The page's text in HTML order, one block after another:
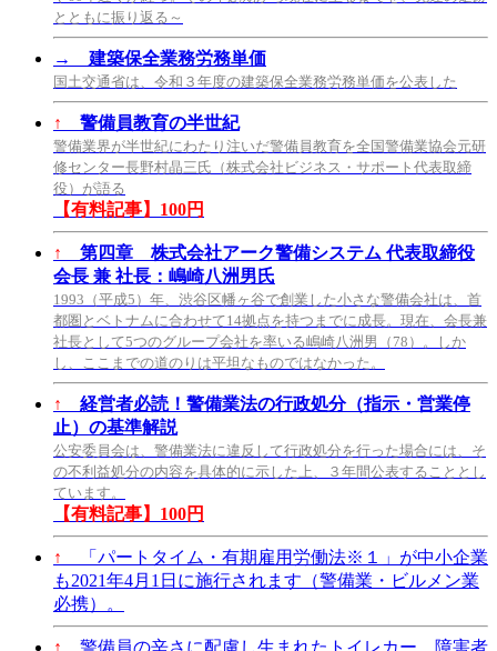
とともに振り返る～
→ 建築保全業務労務単価
国土交通省は、令和３年度の建築保全業務労務単価を公表した
↑ 警備員教育の半世紀
警備業界が半世紀にわたり注いだ警備員教育を全国警備業協会元研
修センター長野村晶三氏（株式会社ビジネス・サポート代表取締
役）が語る
【有料記事】100円
↑
第四章 株式会社アーク警備システム 代表取締役
会長 兼 社長：嶋崎八洲男氏
1993（平成5）年、渋谷区幡ヶ谷で創業した小さな警備会社は、首
都圏とベトナムに合わせて14拠点を持つまでに成長。現在、会長兼
社長として5つのグループ会社を率いる嶋崎八洲男（78）。しか
し、ここまでの道のりは平坦なものではなかった。
↑
経営者必読！警備業法の行政処分（指示・営業停
止）の基準解説
公安委員会は、警備業法に違反して行政処分を行った場合には、そ
の不利益処分の内容を具体的に示した上、３年間公表することとし
ています。
【有料記事】100円
↑
「パートタイム・有期雇用労働法※１」が中小企業
も2021年4月1日に施行されます（警備業・ビルメン業
必携）。
↑ 警備員の辛さに配慮し生まれたトイレカー、障害者